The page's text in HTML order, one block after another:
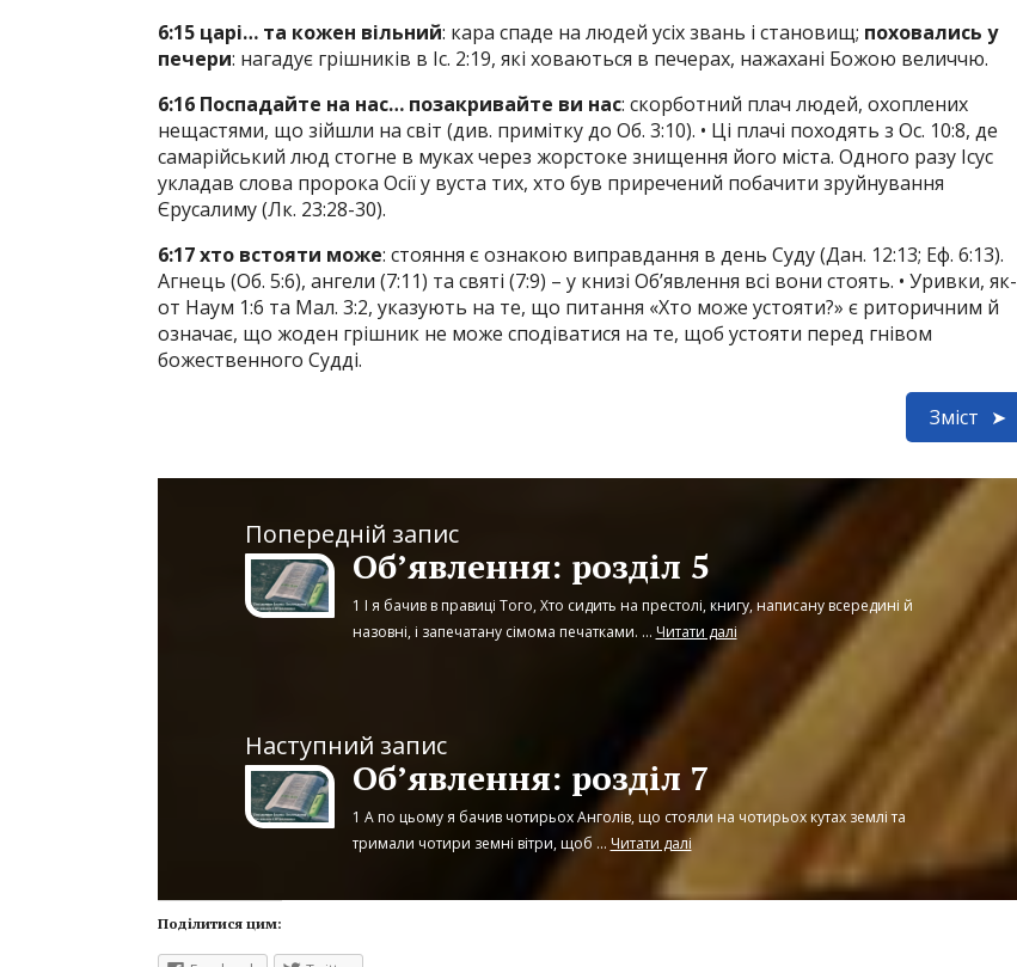
6:15 царі… та кожен вільний: кара спаде на людей усіх звань і становищ; поховались у
печери: нагадує грішників в Іс. 2:19, які ховаються в печерах, нажахані Божою величчю.
6:16 Поспадайте на нас… позакривайте ви нас: скорботний плач людей, охоплених
нещастями, що зійшли на світ (див. примітку до Об. 3:10). • Ці плачі походять з Ос. 10:8, де
самарійський люд стогне в муках через жорстоке знищення його міста. Одного разу Ісус
укладав слова пророка Осії у вуста тих, хто був приречений побачити зруйнування
Єрусалиму (Лк. 23:28-30).
6:17 хто встояти може: стояння є ознакою виправдання в день Суду (Дан. 12:13; Еф. 6:13).
Агнець (Об. 5:6), ангели (7:11) та святі (7:9) – у книзі Об’явлення всі вони стоять. • Уривки, як-
от Наум 1:6 та Мал. 3:2, указують на те, що питання «Хто може устояти?» є риторичним й
означає, що жоден грішник не може сподіватися на те, щоб устояти перед гнівом
божественного Судді.
Зміст
Попередній запис
Об’явлення: розділ 5
1 І я бачив в правиці Того, Хто сидить на престолі, книгу, написану всередині й
назовні, і запечатану сімома печатками. ... Читати далі
Наступний запис
Об’явлення: розділ 7
1 А по цьому я бачив чотирьох Анголів, що стояли на чотирьох кутах землі та
тримали чотири земні вітри, щоб ... Читати далі
Поділитися цим: